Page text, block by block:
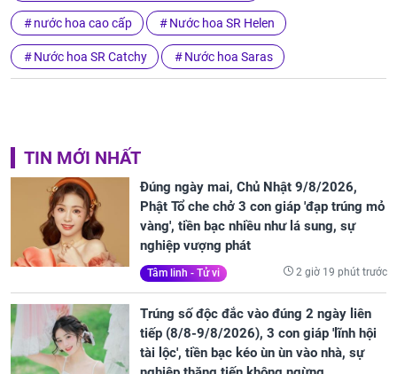
nước hoa cao cấp Nước hoa SR Helen
Nước hoa SR Catchy Nước hoa Saras
TIN MỚI NHẤT
Đúng ngày mai, Chủ Nhật 9/8/2026,
Phật Tổ che chở 3 con giáp 'đạp trúng mỏ
vàng', tiền bạc nhiều như lá sung, sự
nghiệp vượng phát
Tâm linh - Tử vi 2 giờ 19 phút trước
Trúng số độc đắc vào đúng 2 ngày liên
tiếp (8/8-9/8/2026), 3 con giáp 'lĩnh hội
tài lộc', tiền bạc kéo ùn ùn vào nhà, sự